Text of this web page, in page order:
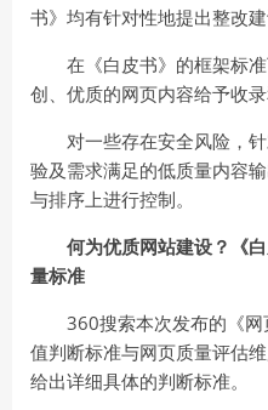
书》均有针对性地提出整改建
在《白皮书》的框架标
创、优质的网页内容给予收录
对一些存在安全风险，
验及需求满足的低质量内容
与排序上进行控制。
何为优质网站建设？《
量标准
360搜索本次发布的《
值判断标准与网页质量评估
给出详细具体的判断标准。